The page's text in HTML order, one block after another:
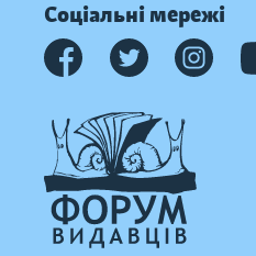
Соціальні мережі